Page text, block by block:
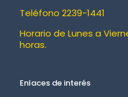
Teléfono 2239-1441
Horario de Lunes a
horas.
Enlaces de interés